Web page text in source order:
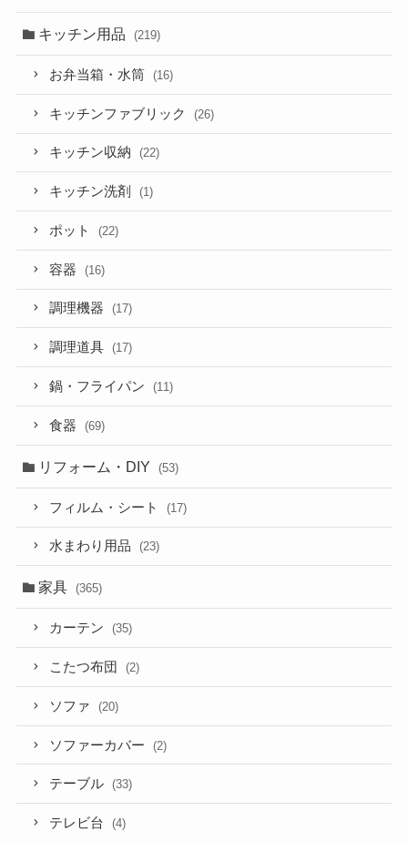
キッチン用品 (219)
お弁当箱・水筒 (16)
キッチンファブリック (26)
キッチン収納 (22)
キッチン洗剤 (1)
ポット (22)
容器 (16)
調理機器 (17)
調理道具 (17)
鍋・フライパン (11)
食器 (69)
リフォーム・DIY (53)
フィルム・シート (17)
水まわり用品 (23)
家具 (365)
カーテン (35)
こたつ布団 (2)
ソファ (20)
ソファーカバー (2)
テーブル (33)
テレビ台 (4)